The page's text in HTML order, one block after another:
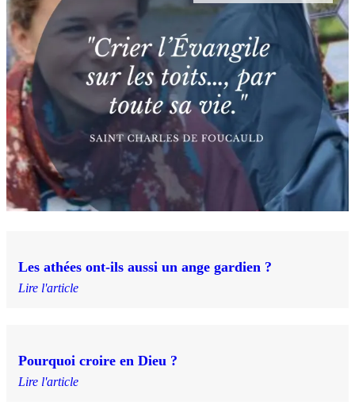
Les athées ont-ils aussi un ange gardien ?
Lire l'article
Pourquoi croire en Dieu ?
Lire l'article